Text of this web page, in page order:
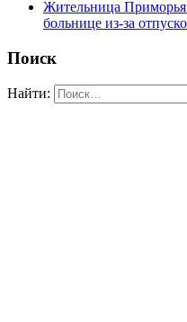
Жительница
больнице из-за
Поиск
Найти: